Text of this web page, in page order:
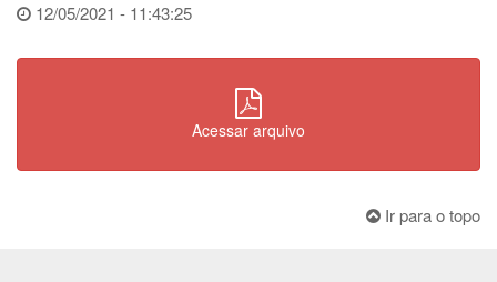
12/05/2021 - 11:43:25
Acessar arquivo
Ir para o topo